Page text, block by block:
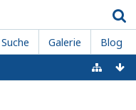
Suche Galerie Blog